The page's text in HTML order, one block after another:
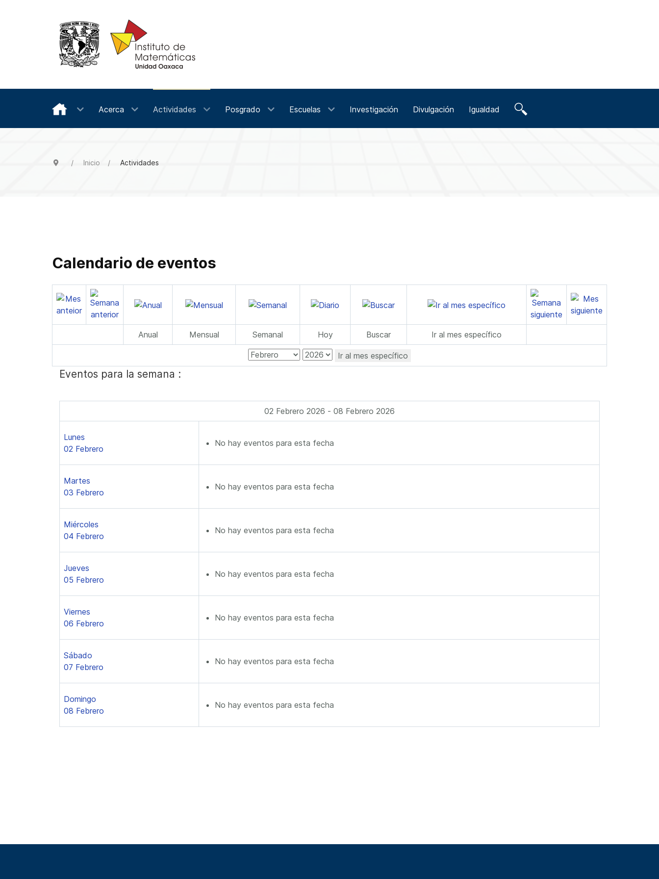
Acerca Actividades Posgrado Escuelas Investigación Divulgación Igualdad
Inicio Actividades
Calendario de eventos
Anual Mensual Semanal Hoy Buscar Ir al mes específico
Ir al mes específico
Eventos para la semana :
02 Febrero 2026 - 08 Febrero 2026
Lunes
02 Febrero
No hay eventos para esta fecha
Martes
03 Febrero
No hay eventos para esta fecha
Miércoles
04 Febrero
No hay eventos para esta fecha
Jueves
05 Febrero
No hay eventos para esta fecha
Viernes
06 Febrero
No hay eventos para esta fecha
Sábado
07 Febrero
No hay eventos para esta fecha
Domingo
08 Febrero
No hay eventos para esta fecha